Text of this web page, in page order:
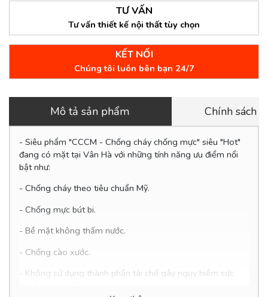
TƯ VẤN
Tư vấn thiết kế nội thất tùy chọn
KẾT NỐI
Chúng tôi luôn bên bạn 24/7
Mô tả sản phẩm Chính sách
- Siêu phẩm "CCCM - Chống cháy chống mực" siêu "Hot"
đang có mặt tại Vân Hà với những tính năng ưu điểm nổi
bật như:
- Chống cháy theo tiêu chuẩn Mỹ.
- Chống mực bút bi.
- Bề mặt không thấm nước.
- Chống cào xước.
- Không sử dụng thành phần tái chế gây nguy hiểm sức